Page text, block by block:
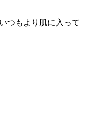
つもより肌に入って